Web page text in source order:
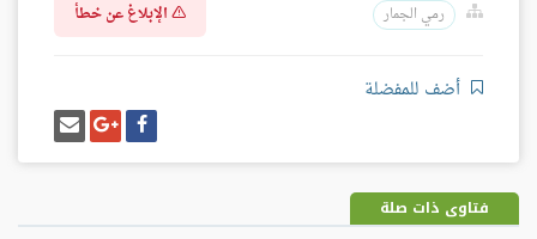
رمي الجمار الإبلاغ عن خطأ
أضف للمفضلة
شارك
على
فيسبوك
شارك
على
غوغل
بلس
إرسل
إيميل
فتاوى ذات صلة